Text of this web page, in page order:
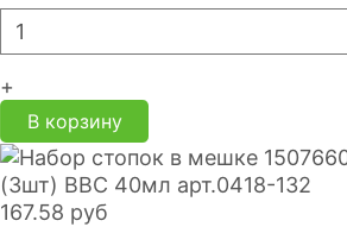
+
В корзину
(3шт) ВВС 40мл арт.0418-132
167.58 руб